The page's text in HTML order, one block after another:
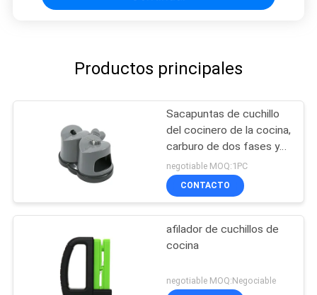
Productos principales
Sacapuntas de cuchillo
del cocinero de la cocina,
carburo de dos fases y
sacapuntas de cerámica
negotiable MOQ:1PC
CONTACTO
afilador de cuchillos de
cocina
negotiable MOQ:Negociable